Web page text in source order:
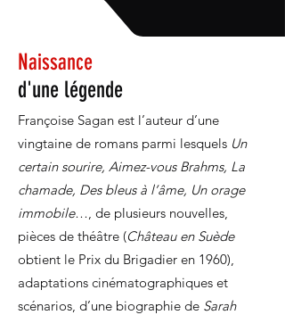
Naissance
d'une légende
Françoise Sagan est l’auteur d’une
vingtaine de romans parmi lesquels Un
certain sourire, Aimez-vous Brahms, La
chamade, Des bleus à l’âme, Un orage
immobile…, de plusieurs nouvelles,
pièces de théâtre (Château en Suède
obtient le Prix du Brigadier en 1960),
adaptations cinématographiques et
scénarios, d’une biographie de Sarah